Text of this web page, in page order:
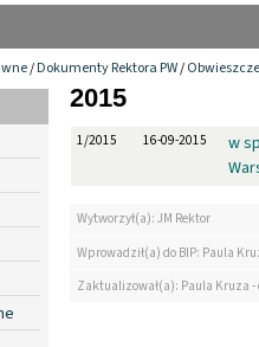
/Dokumenty Rektora PW/
2015
1/2015 16-09-2015
w
Wytworzył(a): JM Rektor
Wprowadził(a) do BIP: Paula
Zaktualizował(a): Paula Kruza -